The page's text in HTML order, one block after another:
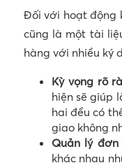
Đối với hoạt động
cũng là một tài
hàng với nhiều ký
Kỳ vọng rõ
hiện sẽ giúp
hai đều có
giao không
Quản lý
khác nhau